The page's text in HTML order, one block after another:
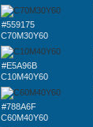
#559175
C70M30Y60
#E5A96B
C10M40Y60
#788A6F
C60M40Y60